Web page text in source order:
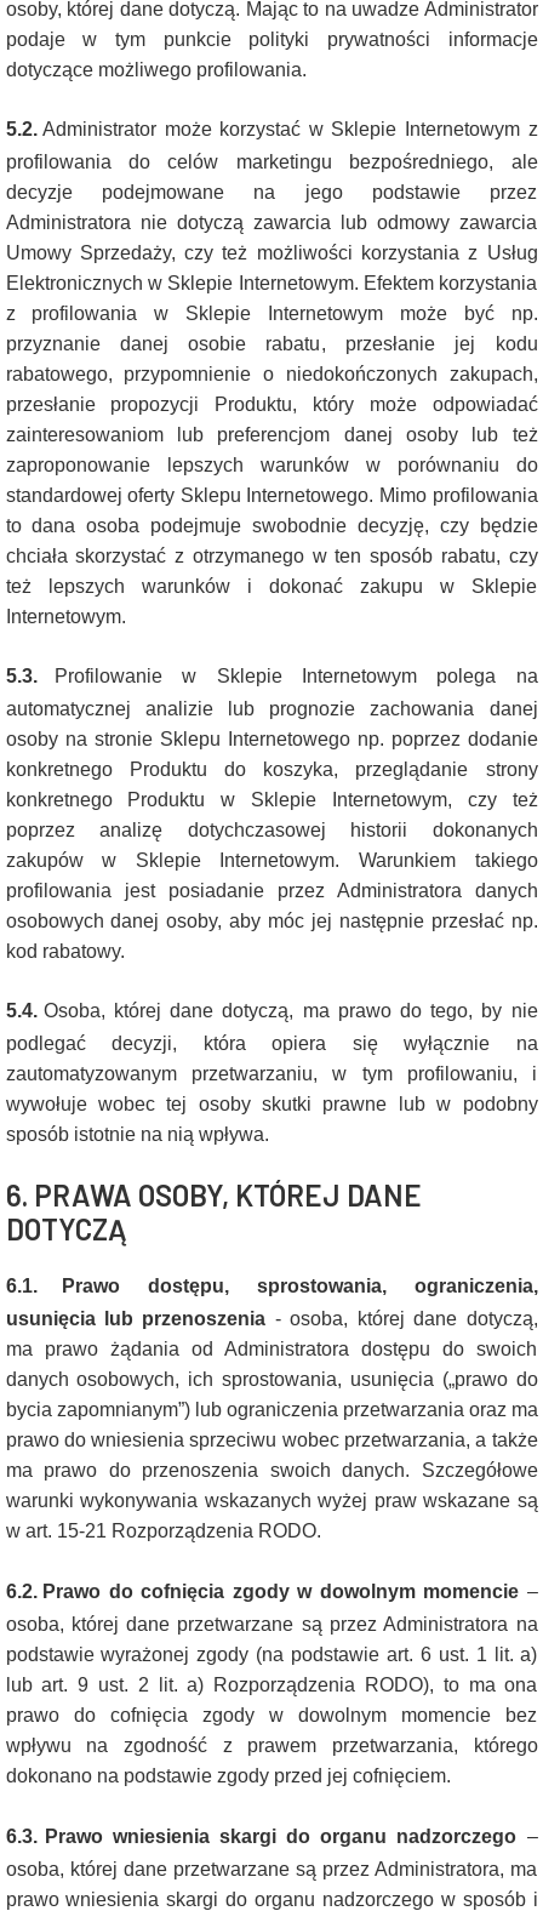
osoby, której dane dotyczą. Mając to na uwadze Administrator
podaje w tym punkcie polityki prywatności informacje
dotyczące możliwego profilowania.
5.2. Administrator może korzystać w Sklepie Internetowym z
profilowania do celów marketingu bezpośredniego, ale
decyzje podejmowane na jego podstawie przez
Administratora nie dotyczą zawarcia lub odmowy zawarcia
Umowy Sprzedaży, czy też możliwości korzystania z Usług
Elektronicznych w Sklepie Internetowym. Efektem korzystania
z profilowania w Sklepie Internetowym może być np.
przyznanie danej osobie rabatu, przesłanie jej kodu
rabatowego, przypomnienie o niedokończonych zakupach,
przesłanie propozycji Produktu, który może odpowiadać
zainteresowaniom lub preferencjom danej osoby lub też
zaproponowanie lepszych warunków w porównaniu do
standardowej oferty Sklepu Internetowego. Mimo profilowania
to dana osoba podejmuje swobodnie decyzję, czy będzie
chciała skorzystać z otrzymanego w ten sposób rabatu, czy
też lepszych warunków i dokonać zakupu w Sklepie
Internetowym.
5.3.
Profilowanie w Sklepie Internetowym polega na
automatycznej analizie lub prognozie zachowania danej
osoby na stronie Sklepu Internetowego np. poprzez dodanie
konkretnego Produktu do koszyka, przeglądanie strony
konkretnego Produktu w Sklepie Internetowym, czy też
poprzez analizę dotychczasowej historii dokonanych
zakupów w Sklepie Internetowym. Warunkiem takiego
profilowania jest posiadanie przez Administratora danych
osobowych danej osoby, aby móc jej następnie przesłać np.
kod rabatowy.
5.4. Osoba, której dane dotyczą, ma prawo do tego, by nie
podlegać decyzji, która opiera się wyłącznie na
zautomatyzowanym przetwarzaniu, w tym profilowaniu, i
wywołuje wobec tej osoby skutki prawne lub w podobny
sposób istotnie na nią wpływa.
6. PRAWA OSOBY, KTÓREJ DANE
DOTYCZĄ
6.1.
Prawo dostępu, sprostowania, ograniczenia,
usunięcia lub przenoszenia - osoba, której dane dotyczą,
ma prawo żądania od Administratora dostępu do swoich
danych osobowych, ich sprostowania, usunięcia („prawo do
bycia zapomnianym”) lub ograniczenia przetwarzania oraz ma
prawo do wniesienia sprzeciwu wobec przetwarzania, a także
ma prawo do przenoszenia swoich danych. Szczegółowe
warunki wykonywania wskazanych wyżej praw wskazane są
w art. 15-21 Rozporządzenia RODO.
6.2. Prawo do cofnięcia zgody w dowolnym momencie –
osoba, której dane przetwarzane są przez Administratora na
podstawie wyrażonej zgody (na podstawie art. 6 ust. 1 lit. a)
lub art. 9 ust. 2 lit. a) Rozporządzenia RODO), to ma ona
prawo do cofnięcia zgody w dowolnym momencie bez
wpływu na zgodność z prawem przetwarzania, którego
dokonano na podstawie zgody przed jej cofnięciem.
6.3. Prawo wniesienia skargi do organu nadzorczego –
osoba, której dane przetwarzane są przez Administratora, ma
prawo wniesienia skargi do organu nadzorczego w sposób i